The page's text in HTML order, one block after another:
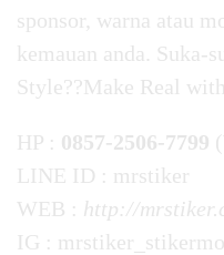
sponsor, warna atau
kemauan anda. Suka-
Style??Make Real
HP : 0857-2506-7799
LINE ID : mrstiker
WEB : http://
IG :